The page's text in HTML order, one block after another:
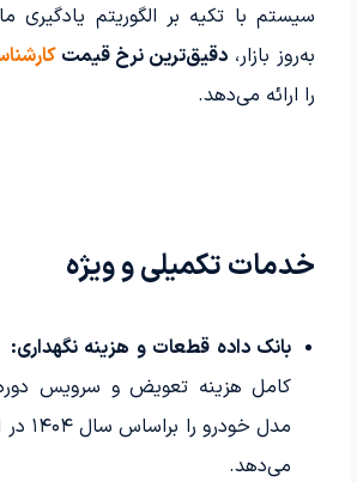
سیستم با تکیه بر الگوریتم یادگیری
به‌روز بازار، دقیق‌ترین نرخ قیمت
را ارائه می‌دهد.
خدمات تکمیلی و ویژه
بانک داده قطعات و هزینه نگهداری:
مدل
می‌دهد.